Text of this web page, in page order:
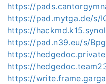
https://
https://pad.mytga.de/s/
https://
https://pad.n39.eu/s/
https://
https://
https://